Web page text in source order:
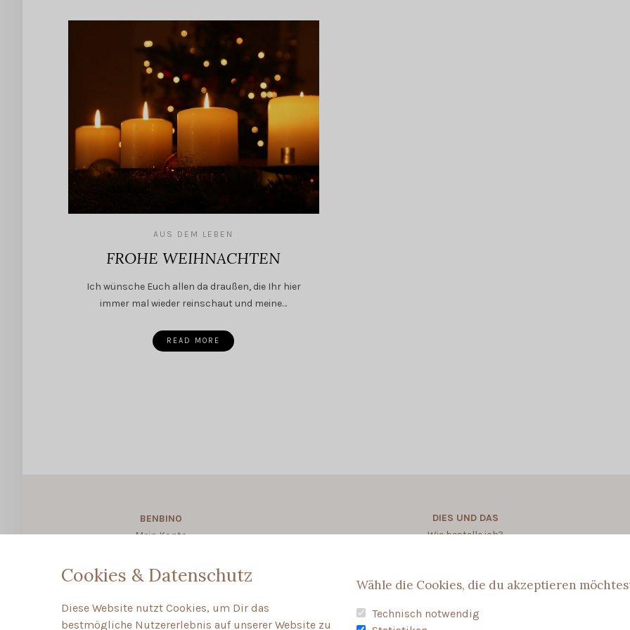
AUS DEM LEBEN
FROHE WEIHNACHTEN
Ich wünsche Euch allen da draußen, die Ihr hier
immer mal wieder reinschaut und meine…
READ MORE
BENBINO
Mein Konto
DIES UND DAS
Wie bestelle ich?
Cookies & Datenschutz
Diese Website nutzt Cookies, um Dir das
bestmögliche Nutzererlebnis auf unserer Website zu
Wähle die Cookies, die du akzeptieren
Technisch notwendig